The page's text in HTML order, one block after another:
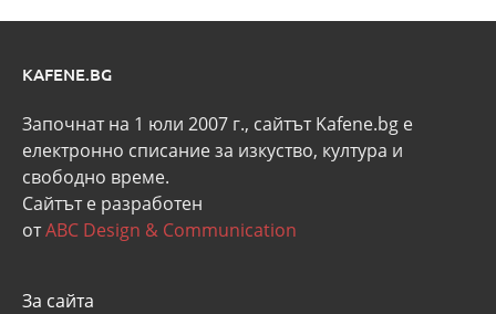
KAFENE.BG
Започнат на 1 юли 2007 г., сайтът Kafene.bg e
eлектронно списание за изкуство, култура и
свободно време.
Сайтът е разработен
отABC Design & Communication
За сайта